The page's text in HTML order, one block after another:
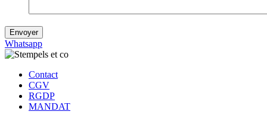
Envoyer
Whatsapp
Contact
CGV
RGDP
MANDAT